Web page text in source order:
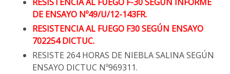
DE ENSAYO Nº49/U/12-143FR.
RESISTENCIA AL FUEGO F30 SEGÚN ENSAYO
702254 DICTUC.
RESISTE 264 HORAS DE NIEBLA SALINA SEGÚN
ENSAYO DICTUC Nº969311.